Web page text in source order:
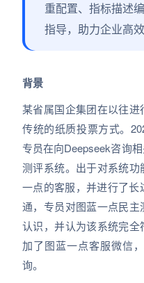
重配置、指标描述
指导，助力企业高
背景
某省属国企集团在以往
传统的纸质投票方式。
专员在向Deepseek咨询
测评系统。出于对系统
一点的客服，并进行了
通，专员对图蓝一点民
认识，并认为该系统完
加了图蓝一点客服微信
询。